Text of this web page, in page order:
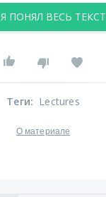
Я ПОНЯЛ ВЕСЬ ТЕКСТ
Теги: Lectures
О материале